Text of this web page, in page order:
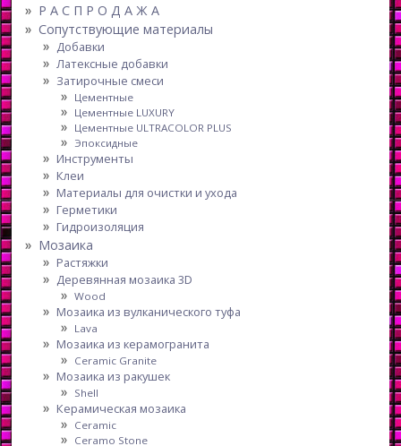
Р А С П Р О Д А Ж А
Сопутствующие материалы
Добавки
Латексные добавки
Затирочные смеси
Цементные
Цементные LUXURY
Цементные ULTRACOLOR PLUS
Эпоксидные
Инструменты
Клеи
Материалы для очистки и ухода
Герметики
Гидроизоляция
Мозаика
Растяжки
Деревянная мозаика 3D
Wood
Мозаика из вулканического туфа
Lava
Мозаика из керамогранита
Ceramic Granite
Мозаика из ракушек
Shell
Керамическая мозаика
Ceramic
Ceramo Stone